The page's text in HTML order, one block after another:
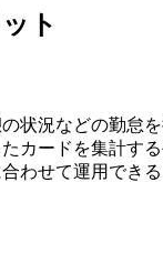
ト
状況などの勤
カードを集計
わせて運用できる